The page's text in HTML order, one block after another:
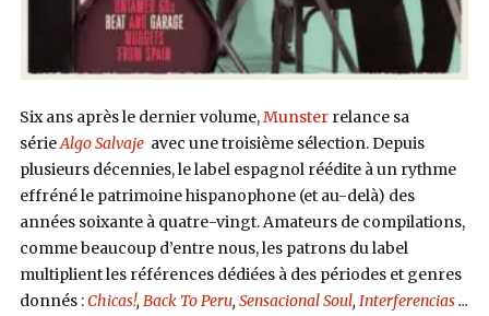
Six ans après le dernier volume,Munsterrelance sa
sérieAlgo Salvaje avec une troisième sélection. Depuis
plusieurs décennies, le label espagnol réédite à un rythme
effréné le patrimoine hispanophone (et au-delà) des
années soixante à quatre-vingt. Amateurs de compilations,
comme beaucoup d’entre nous, les patrons du label
multiplient les références dédiées à des périodes et genres
donnés :Chicas!, Back To Peru, Sensacional Soul, Interferencias…